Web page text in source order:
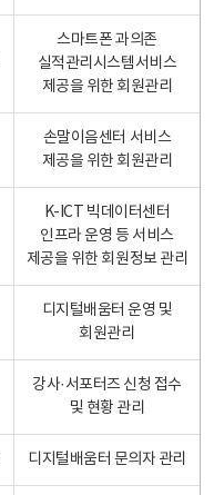
스마트폰 과의존
실적관리시스템서비스
제공을 위한 회원관리
손말이음센터 서비스
제공을 위한 회원관리
K-ICT 빅데이터센터
인프라 운영 등 서비스
제공을 위한 회원정보 관리
디지털배움터 운영 및
회원관리
강사·서포터즈 신청 접수
및 현황 관리
디지털배움터 문의자 관리